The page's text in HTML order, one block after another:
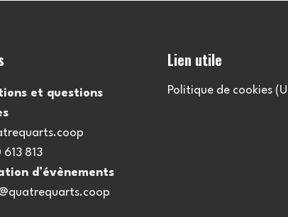
et questions
813
d’évènements
Lien utile
Politique de cookies